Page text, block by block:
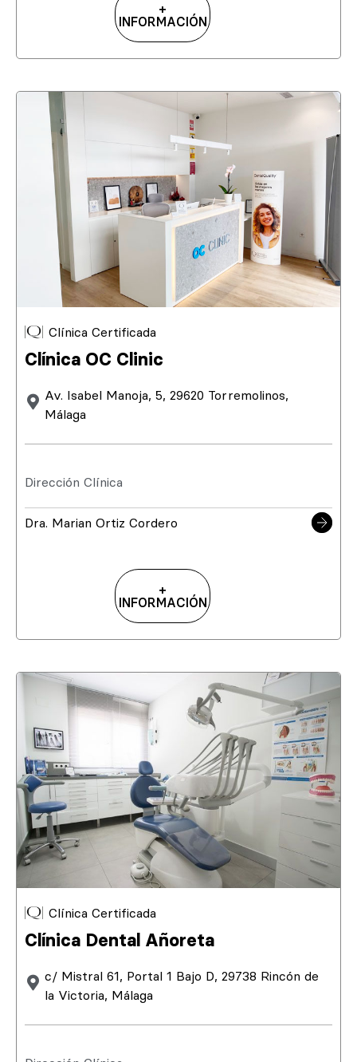
+
INFORMACIÓN
Clínica Certificada
Clínica OC Clinic
Av. Isabel Manoja, 5, 29620 Torremolinos,
Málaga
Dirección Clínica
Dra. Marian Ortiz Cordero
+
INFORMACIÓN
Clínica Certificada
Clínica Dental Añoreta
c/ Mistral 61, Portal 1 Bajo D, 29738 Rincón de
la Victoria, Málaga